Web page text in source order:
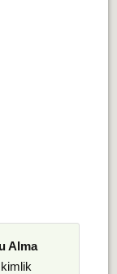
Alma